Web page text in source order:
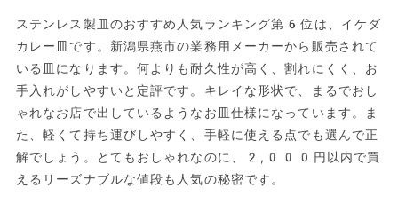
ステンレス製皿のおすすめ人気ランキング第6位は、イケダ
カレー皿です。新潟県燕市の業務用メーカーから販売されて
いる皿になります。何よりも耐久性が高く、割れにくく、お
手入れがしやすいと定評です。キレイな形状で、まるでおし
ゃれなお店で出しているようなお皿仕様になっています。ま
た、軽くて持ち運びしやすく、手軽に使える点でも選んで正
解でしょう。とてもおしゃれなのに、2,000円以内で買
えるリーズナブルな値段も人気の秘密です。